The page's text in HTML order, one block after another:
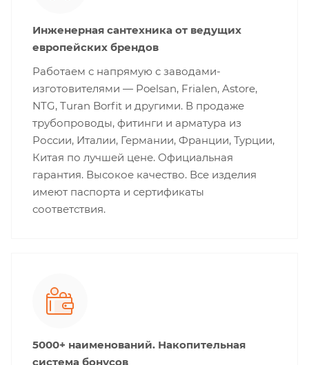
Инженерная сантехника от ведущих
европейских брендов
Работаем с напрямую с заводами-
изготовителями — Poelsan, Frialen, Astore,
NTG, Turan Borfit и другими. В продаже
трубопроводы, фитинги и арматура из
России, Италии, Германии, Франции, Турции,
Китая по лучшей цене. Официальная
гарантия. Высокое качество. Все изделия
имеют паспорта и сертификаты
соответствия.
5000+ наименований. Накопительная
система бонусов